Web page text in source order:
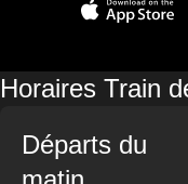
Horaires Train
Départs du